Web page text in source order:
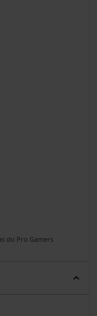
do Pro Gamers